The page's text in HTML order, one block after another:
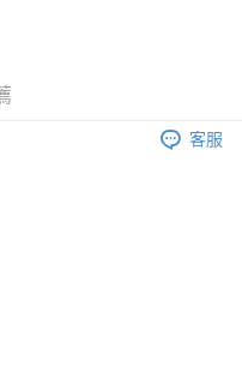
天到店，7天內取。逾期後
客服